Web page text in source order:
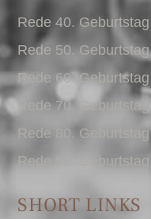
Rede 40. Geburtstag
Rede 50. Geburtstag
Rede 60. Geburtstag
Rede 70. Geburtstag
Rede 80. Geburtstag
Rede 90. Geburtstag
SHORT LINKS